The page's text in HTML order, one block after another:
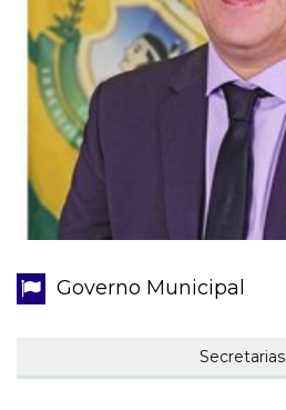
Governo Municipal
Secretarias